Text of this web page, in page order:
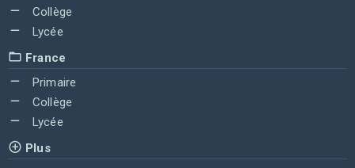
Collège
Lycée
France
Primaire
Collège
Lycée
Plus